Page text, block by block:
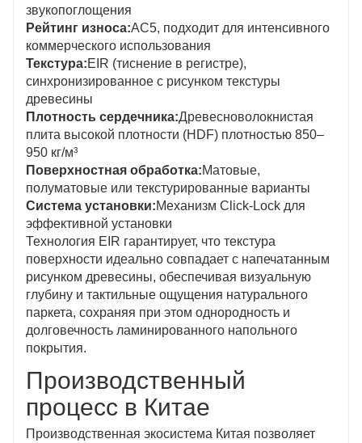
звукопоглощения
Рейтинг износа:AC5, подходит для интенсивного
коммерческого использования
Текстура:EIR (тиснение в регистре),
синхронизированное с рисунком текстуры
древесины
Плотность сердечника:Древесноволокнистая
плита высокой плотности (HDF) плотностью 850–
950 кг/м³
Поверхностная обработка:Матовые,
полуматовые или текстурированные варианты
Система установки:Механизм Click-Lock для
эффективной установки
Технология EIR гарантирует, что текстура
поверхности идеально совпадает с напечатанным
рисунком древесины, обеспечивая визуальную
глубину и тактильные ощущения натурального
паркета, сохраняя при этом однородность и
долговечность ламинированного напольного
покрытия.
Производственный
процесс в Китае
Производственная экосистема Китая позволяет